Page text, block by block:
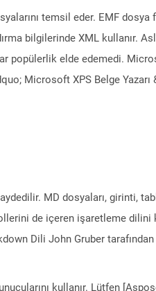
temsil eder. EMF dosya
bilgilerinde XML kullanır.
popülerlik elde edemedi.
Microsoft XPS Belge Yazarı
MD dosyaları, girinti,
de içeren işaretleme dilini
Dili John Gruber tarafından
kullanır. Lütfen